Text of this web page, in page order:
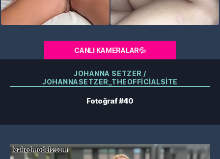
CANLI KAMERALAR💦
Kategoriler
JOHANNA SETZER /
JOHANNASETZER_THEOFFICIALSITE
Fotoğraf #40